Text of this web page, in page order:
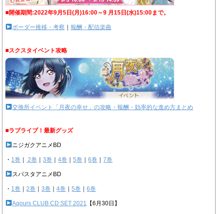
■開催期間:2022年9月5日(月)16:00～9 月15日(水)15:00まで。
ボーダー推移・考察 ｜報酬・配信楽曲
■スクスタイベント攻略
交換所イベント「月夜の幸せ」の攻略・報酬・効率的な進め方まとめ
■ラブライブ！最新グッズ
ニジガクアニメBD
・ 1巻 2巻 ｜3巻 ｜4巻 ｜5巻 ｜6巻 ｜7巻
スパスタアニメBD
・ 1巻 ｜2巻 ｜3巻 ｜4巻 ｜5巻 ｜6巻
Aqours CLUB CD SET 2021 【6月30日】